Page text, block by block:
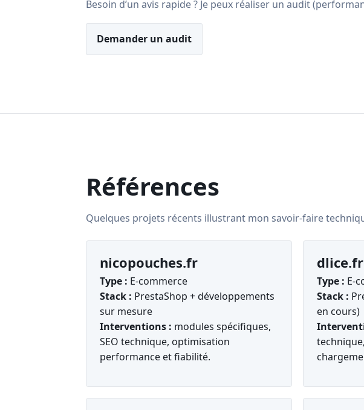
Besoin d’un avis rapide ? Je peux réaliser un audit
Demander un audit
Références
Quelques projets récents illustrant mon savoir-faire
nicopouches.fr
Type : E-commerce
Stack : PrestaShop + développements
sur mesure
Interventions : modules spécifiques,
SEO technique, optimisation
performance et fiabilité.
dlice.fr
Type : E-
Stack :
en cours)